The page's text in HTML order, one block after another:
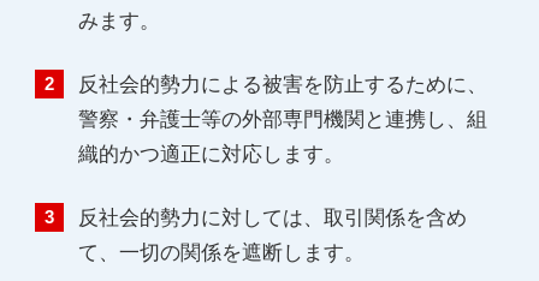
みます。
反社会的勢力による被害を防止するために、
警察・弁護士等の外部専門機関と連携し、組
織的かつ適正に対応します。
反社会的勢力に対しては、取引関係を含め
て、一切の関係を遮断します。